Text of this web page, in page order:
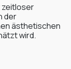
zeitloser
der
ästhetischen
wird.